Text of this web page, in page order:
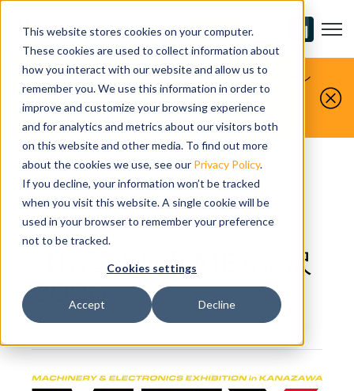
This website stores cookies on your computer.
These cookies are used to collect information about
how you interact with our website and allow us to
remember you. We use this information in order to
improve and customize your browsing experience
and for analytics and metrics about our visitors both
on this website and other media. To find out more
about the cookies we use, see our Privacy Policy.
If you decline, your information won’t be tracked
when you visit this website. A single cookie will be
used in your browser to remember your preference
not to be tracked.
Cookies settings
Accept Decline
Open
お問い合わせ
お客様が製造するものを、私たちがシミュレーシ
ョンします。
今すぐ無料デモをお申し込みください。
NEWS
【協賛出展】MEX金沢
2026